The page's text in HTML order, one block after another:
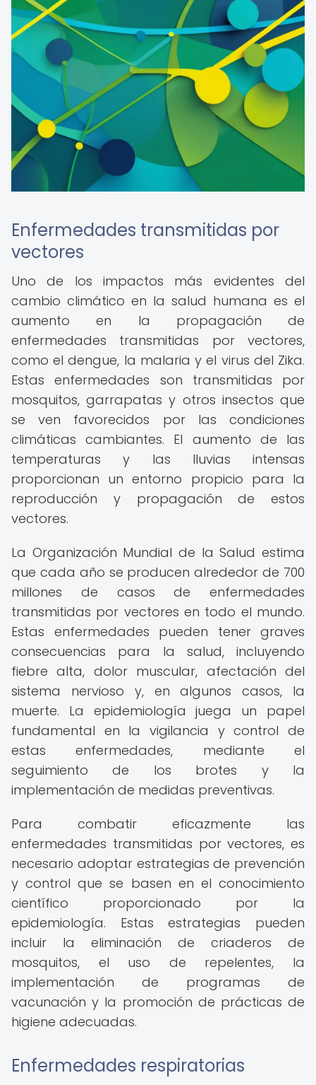
Enfermedades transmitidas por
vectores
Uno de los impactos más evidentes del
cambio climático en la salud humana es el
aumento en la propagación de
enfermedades transmitidas por vectores,
como el dengue, la malaria y el virus del Zika.
Estas enfermedades son transmitidas por
mosquitos, garrapatas y otros insectos que
se ven favorecidos por las condiciones
climáticas cambiantes. El aumento de las
temperaturas y las lluvias intensas
proporcionan un entorno propicio para la
reproducción y propagación de estos
vectores.
La Organización Mundial de la Salud estima
que cada año se producen alrededor de 700
millones de casos de enfermedades
transmitidas por vectores en todo el mundo.
Estas enfermedades pueden tener graves
consecuencias para la salud, incluyendo
fiebre alta, dolor muscular, afectación del
sistema nervioso y, en algunos casos, la
muerte. La epidemiología juega un papel
fundamental en la vigilancia y control de
estas enfermedades, mediante el
seguimiento de los brotes y la
implementación de medidas preventivas.
Para combatir eficazmente las
enfermedades transmitidas por vectores, es
necesario adoptar estrategias de prevención
y control que se basen en el conocimiento
científico proporcionado por la
epidemiología. Estas estrategias pueden
incluir la eliminación de criaderos de
mosquitos, el uso de repelentes, la
implementación de programas de
vacunación y la promoción de prácticas de
higiene adecuadas.
Enfermedades respiratorias